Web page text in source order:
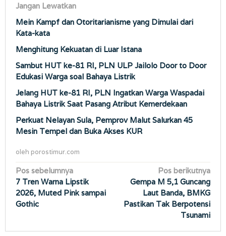
Jangan Lewatkan
Mein Kampf dan Otoritarianisme yang Dimulai dari
Kata-kata
Menghitung Kekuatan di Luar Istana
Sambut HUT ke-81 RI, PLN ULP Jailolo Door to Door
Edukasi Warga soal Bahaya Listrik
Jelang HUT ke-81 RI, PLN Ingatkan Warga Waspadai
Bahaya Listrik Saat Pasang Atribut Kemerdekaan
Perkuat Nelayan Sula, Pemprov Malut Salurkan 45
Mesin Tempel dan Buka Akses KUR
oleh porostimur.com
Navigasi
pos
Pos sebelumnya
7 Tren Warna Lipstik
2026, Muted Pink sampai
Gothic
Pos berikutnya
Gempa M 5,1 Guncang
Laut Banda, BMKG
Pastikan Tak Berpotensi
Tsunami